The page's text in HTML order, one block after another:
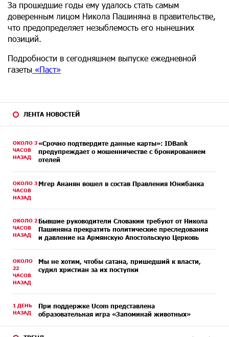
ЛЕНТА НОВОСТЕЙ
ОКОЛО 3
ЧАСОВ
НАЗАД
«Срочно подтвердите данные карты»: IDBank
предупреждает о мошенничестве с бронированием
отелей
ОКОЛО 3
ЧАСОВ
НАЗАД
Мгер Ананян вошел в состав Правления Юнибанка
ОКОЛО 2
ЧАСОВ
НАЗАД
Бывшие руководители Словакии требуют от Никола
Пашиняна прекратить политические преследования
и давление на Армянскую Апостольскую Церковь
ОКОЛО
22
ЧАСОВ
НАЗАД
Мы не хотим, чтобы сатана, пришедший к власти,
судил христиан за их поступки
1 ДЕНЬ
НАЗАД
При поддержке Ucom представлена
образовательная игра «Запоминай животных»
За прошедшие годы ему удалось стать самым
доверенным лицом Никола Пашиняна в правительстве,
что предопределяет незыблемость его нынешних
позиций.
Подробности в сегодняшнем выпуске ежедневной
газеты «Паст»